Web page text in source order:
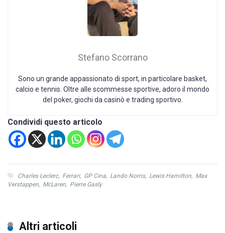
Stefano Scorrano
Sono un grande appassionato di sport, in particolare basket,
calcio e tennis. Oltre alle scommesse sportive, adoro il mondo
del poker, giochi da casinò e trading sportivo.
Condividi questo articolo
Charles Leclerc, Ferrari, GP Cina, Lando Norris, Lewis Hamilton, Max
Verstappen, McLaren, Pierre Gasly
Altri articoli